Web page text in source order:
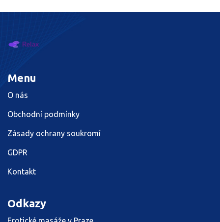
Menu
O nás
Obchodní podmínky
Zásady ochrany soukromí
GDPR
Kontakt
Odkazy